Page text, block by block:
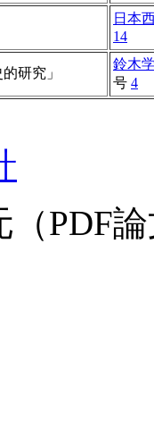
日本
14
研究」
鈴木
号 4
PDF